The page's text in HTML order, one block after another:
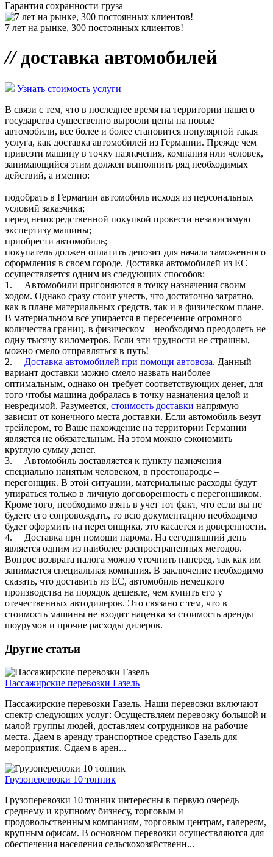
Гарантия сохранности груза
7 лет на рынке, 300 постоянных клиентов!
//доставка автомобилей
Узнать стоимость услуги
В связи с тем, что в последнее время на территории нашего
государства существенно выросли цены на новые
автомобили, все более и более становится популярной такая
услуга, как доставка автомобилей из Германии. Прежде чем
привезти машину в точку назначения, компания или человек,
занимающийся этим должен выполнить ряд необходимых
действий, а именно:
подобрать в Германии автомобиль исходя из персональных
условий заказчика;
перед непосредственной покупкой провести независимую
экспертизу машины;
приобрести автомобиль;
покупатель должен оплатить депозит для начала таможенного
оформления в своем городе. Доставка автомобилей из ЕС
осуществляется одним из следующих способов:
1.
Автомобили пригоняются в точку назначения своим
ходом. Однако сразу стоит учесть, что достаточно затратно,
как в плане материальных средств, так и в физическом плане.
В материальном все упирается в пересечение огромного
количества границ, в физическом – необходимо преодолеть не
одну тысячу километров. Если эти трудности не страшны,
можно смело отправляться в путь!
2.
Доставка автомобилей при помощи автовоза. Данный
вариант доставки можно смело назвать наиболее
оптимальным, однако он требует соответствующих денег, для
того чтобы машина добралась в точку назначения целой и
невредимой. Разумеется, стоимость доставки напрямую
зависит от конечного места доставки. Если автомобиль везут
трейлером, то Ваше нахождение на территории Германии
является не обязательным. На этом можно сэкономить
круглую сумму денег.
3.
Автомобиль доставляется к пункту назначения
специально нанятым человеком, в простонародье –
перегонщик. В этой ситуации, материальные расходы будут
упираться только в личную договоренность с перегонщиком.
Кроме того, необходимо взять в учет тот факт, что если вы не
будете его сопровождать, то всю документацию необходимо
будет оформить на перегонщика, это касается и доверенности.
4.
Доставка при помощи парома. На сегодняшний день
является одним из наиболее распространенных методов.
Вопрос возврата налога можно уточнить наперед, так как им
занимается специальная компания. В заключение необходимо
сказать, что доставить из ЕС, автомобиль немецкого
производства на порядок дешевле, чем купить его у
отечественных автодилеров. Это связано с тем, что в
стоимость машины не входит наценка за стоимость аренды
шоурумов и прочие расходы дилеров.
Другие статьи
Пассажирские перевозки Газель
Пассажирские перевозки Газель. Наши перевозки включают
спектр следующих услуг: Осуществляем перевозку большой и
малой группы людей, доставляем сотрудников на рабочие
места. Даем в аренду транспортное средство Газель для
мероприятия. Сдаем в арен...
Грузоперевозки 10 тонник
Грузоперевозки 10 тонник интересны в первую очередь
среднему и крупному бизнесу, торговым и
продовольственным компаниям, торговым центрам, галереям,
крупным офисам. В основном перевозки осуществляются для
обеспечения населения сельскохозяйственн...